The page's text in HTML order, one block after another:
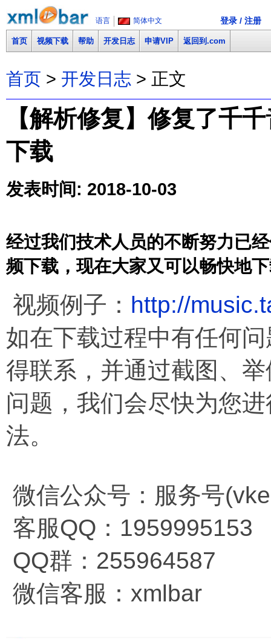
语言 简体中文 登录 / 注册
首页 视频下载 帮助 开发日志 申请VIP 返回到.com
首页 > 开发日志 > 正文
【解析修复】修复了千
下载
发表时间: 2018-10-03
经过我们技术人员的不断努力已
频下载，现在大家又可以畅快地
视频例子： http://
如在下载过程中有任何
得联系，并通过截图、
问题，我们会尽快为您
法。
微信公众号：服务号
客服QQ：1959995153
QQ群：255964587
微信客服：xmlbar